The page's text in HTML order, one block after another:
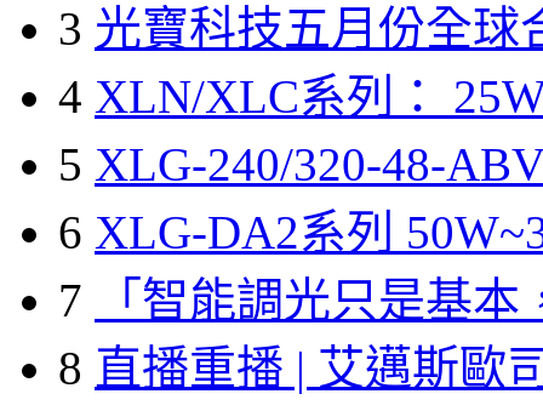
3 光寶科技五月份全球
4 XLN/XLC系列：
5 XLG-240/320-48-
6 XLG-DA2系列
7
「智能調光只是基本
8 直播重播 | 艾邁斯歐